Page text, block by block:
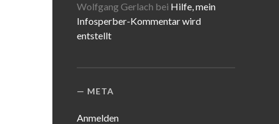
Wolfgang Gerlach bei Hilfe, mein
Infosperber-Kommentar wird
entstellt
META
Anmelden